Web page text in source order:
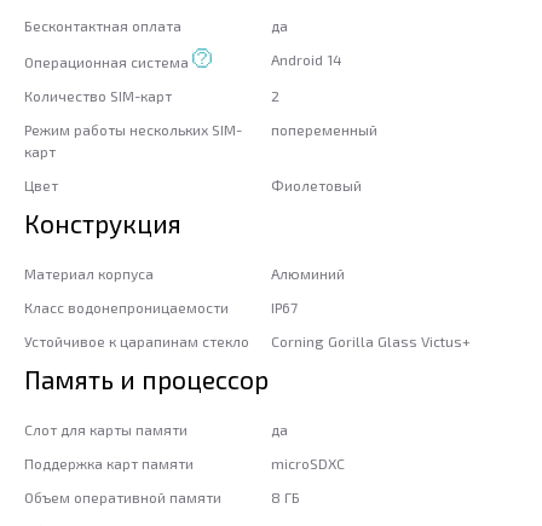
Бесконтактная оплата да
Операционная система Android 14
Количество SIM-карт
2
Режим работы нескольких SIM-
карт
попеременный
Цвет Фиолетовый
Конструкция
Материал корпуса
Алюминий
Класс водонепроницаемости
IP67
Устойчивое к царапинам стекло
Corning Gorilla Glass Victus+
Память и процессор
Слот для карты памяти
да
Поддержка карт памяти
microSDXC
Объем оперативной памяти
8 ГБ